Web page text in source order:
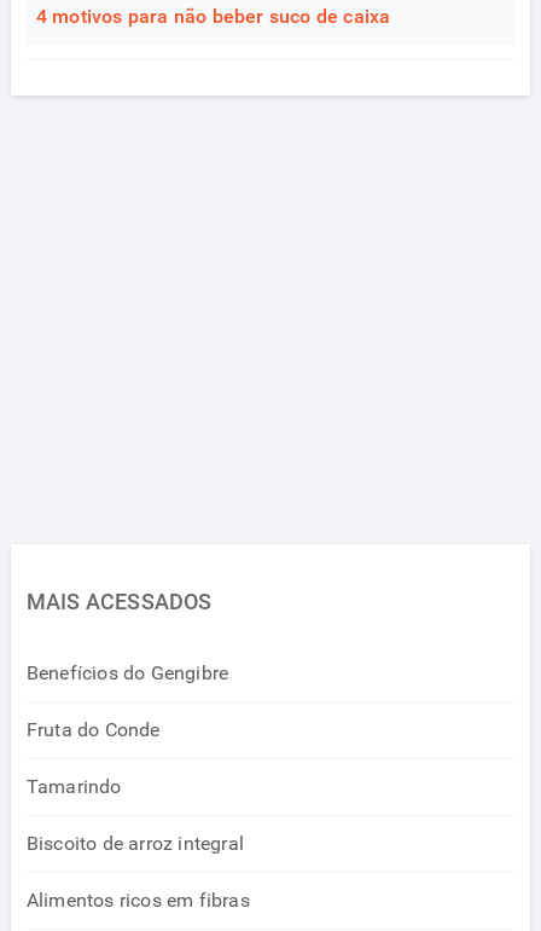
4 motivos para não beber suco de caixa
MAIS ACESSADOS
Benefícios do Gengibre
Fruta do Conde
Tamarindo
Biscoito de arroz integral
Alimentos ricos em fibras